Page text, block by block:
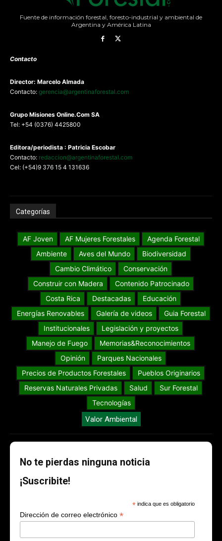
Fuente de información forestal, foresto-industrial y ambiental de
Argentina y América Latina
Contacto
Director: Marcelo Almada
Contacto: gerencia@argentinaforestal.com
Grupo Misiones Online.Com SA
Tel: +54 (0376) 4425800
Editora/periodista : Patricia Escobar
Contacto: redaccion@argentinaforestal.com
Cel: (+54)9 376 15 4 131636
Categorías
AF Joven AF Mujeres Forestales
Agenda Forestal
Ambiente
Aves del Mundo
Biodiversidad
Cambio Climático
Conservación
Construir con Madera
Contenido Patrocinado
Costa Rica
Destacadas
Educación
Energías Renovables
Galería de videos
Guia Forestal
Institucionales
Legislación y proyectos
Manejo de Fuego
Memorias&Reconocimientos
Opinión
Parques Nacionales
Precios de Productos Forestales
Pueblos Originarios
Reservas Naturales Privadas
Salud
Sur Forestal
Tecnologías
Valor Ambiental
No te pierdas ninguna noticia
¡Suscribite!
* indica que es obligatorio
Dirección de correo electrónico *